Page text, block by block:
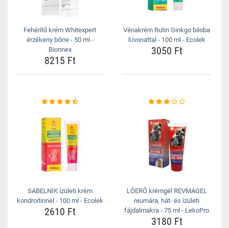
Fehérítő krém Whitexpert
érzékeny bőrre - 50 ml -
Bionnex
8215 Ft
Vénakrém Rutin Ginkgo biloba
kivonattal - 100 ml - Ecolek
3050 Ft
SABELNIK ízületi krém
kondroitinnel - 100 ml - Ecolek
2610 Ft
LÓERŐ krémgél REVMAGEL
reumára, hát- és ízületi
fájdalmakra - 75 ml - LekoPro
3180 Ft